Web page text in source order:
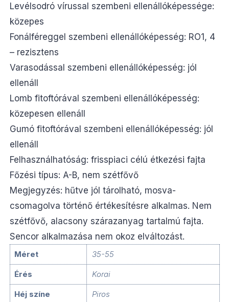
Levélsodró vírussal szembeni ellenállóképessége:
közepes
Fonálféreggel szembeni ellenállóképesség: RO1, 4
– rezisztens
Varasodással szembeni ellenállóképesség: jól
ellenáll
Lomb fitoftórával szembeni ellenállóképesség:
közepesen ellenáll
Gumó fitoftórával szembeni ellenállóképesség: jól
ellenáll
Felhasználhatóság: frisspiaci célú étkezési fajta
Főzési típus: A-B, nem szétfővő
Megjegyzés: hűtve jól tárolható, mosva-
csomagolva történő értékesítésre alkalmas. Nem
szétfővő, alacsony szárazanyag tartalmú fajta.
Sencor alkalmazása nem okoz elváltozást.
Méret 35-55
Érés Korai
Héj színe Piros